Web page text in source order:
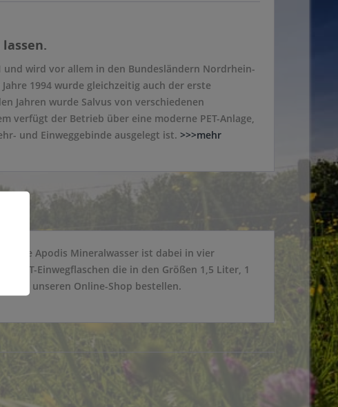
wird vor allem in den Bundesländern Nordrhein-
1994 wurde gleichzeitig auch der erste
Jahren wurde Salvus von verschiedenen
verfügt der Betrieb über eine moderne PET-Anlage,
und Einweggebinde ausgelegt ist. >>>mehr
Apodis Mineralwasser ist dabei in vier
PET-Einwegflaschen die in den Größen 1,5 Liter, 1
über unseren Online-Shop bestellen.